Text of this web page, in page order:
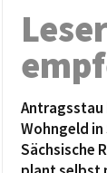
Antragsstau
Wohngeld in
Sächsische